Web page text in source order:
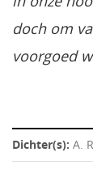
doch om
voorgoed
Dichter(s): A.